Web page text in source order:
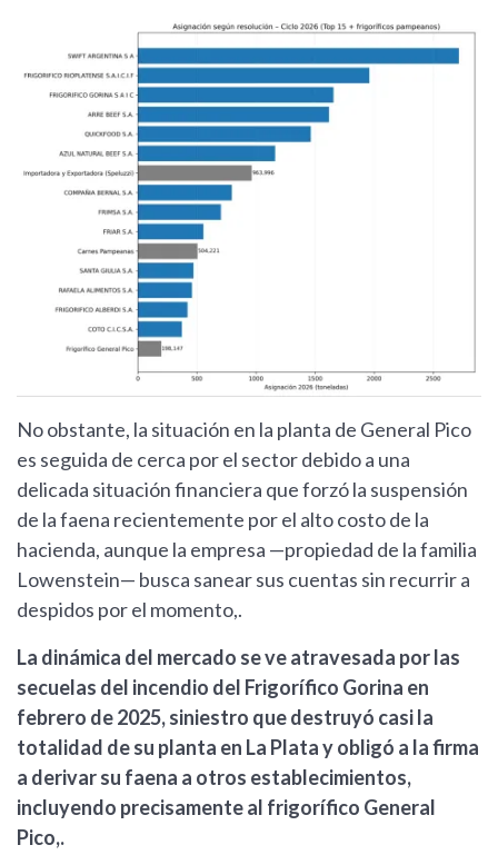
No obstante, la situación en la planta de General Pico
es seguida de cerca por el sector debido a una
delicada situación financiera que forzó la suspensión
de la faena recientemente por el alto costo de la
hacienda, aunque la empresa —propiedad de la familia
Lowenstein— busca sanear sus cuentas sin recurrir a
despidos por el momento,.
La dinámica del mercado se ve atravesada por las
secuelas del incendio del Frigorífico Gorina en
febrero de 2025, siniestro que destruyó casi la
totalidad de su planta en La Plata y obligó a la firma
a derivar su faena a otros establecimientos,
incluyendo precisamente al frigorífico General
Pico,.